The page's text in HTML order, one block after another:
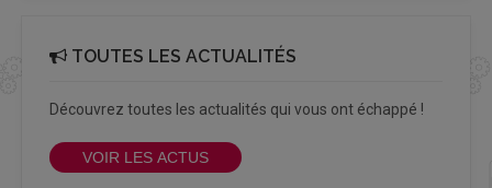
TOUTES LES ACTUALITÉS
Découvrez toutes les actualités qui vous ont échappé !
VOIR LES ACTUS